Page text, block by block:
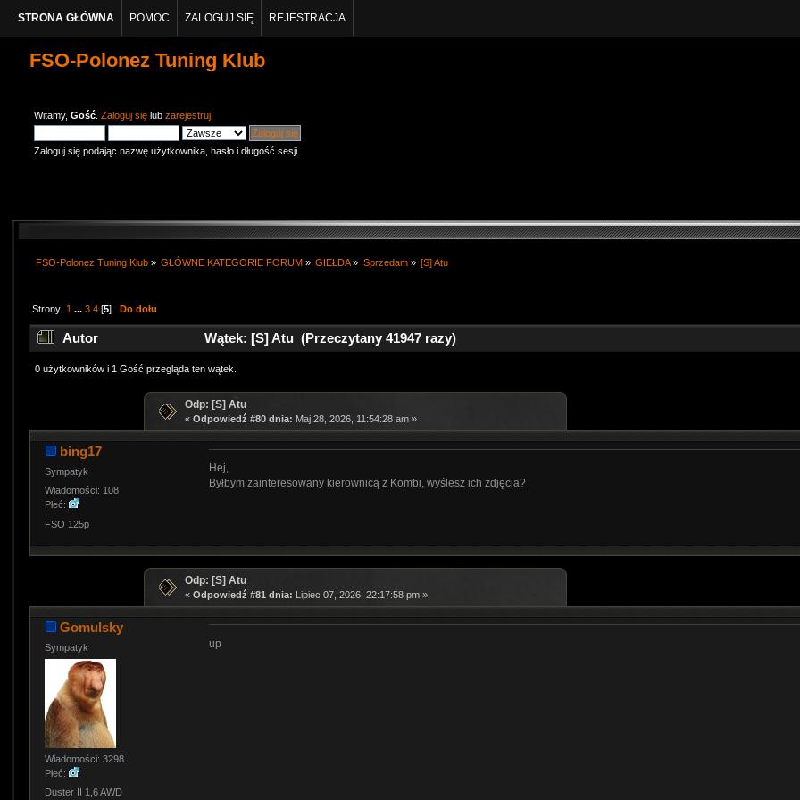
STRONA GŁÓWNA POMOC ZALOGUJ SIĘ REJESTRACJA
FSO-Polonez Tuning Klub
Witamy,Gość .Zaloguj się lubzarejestruj
Zaloguj się podając nazwę użytkownika, hasło i długość sesji
FSO-Polonez Tuning Klub» GŁÓWNE KATEGORIE FORUM » GIEŁDA» Sprzedam» [S] Atu
Strony: 1 ... 3 4[5] Do dołu
Autor Wątek: [S] Atu (Przeczytany 41947 razy)
0 użytkowników i 1 Gość przegląda ten wątek.
Odp: [S] Atu
« Odpowiedź #80 dnia: Maj 28, 2026, 11:54:28 am »
bing17
Sympatyk
Wiadomości: 108
Płeć:
FSO 125p
Hej,
Byłbym zainteresowany kierownicą z Kombi, wyślesz ich zdjęcia?
Odp: [S] Atu
« Odpowiedź #81 dnia: Lipiec 07, 2026, 22:17:58 pm »
Gomulsky
Sympatyk
Wiadomości: 3298
Płeć:
Duster II 1,6 AWD
up